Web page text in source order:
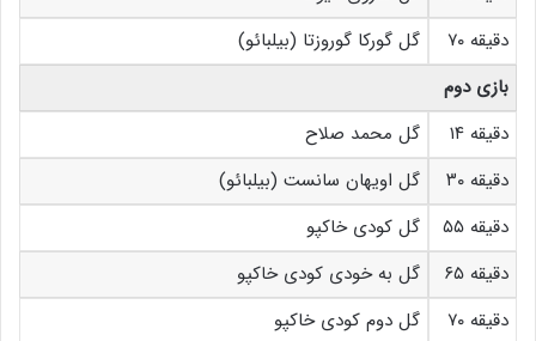
دقیقه ۷۰
گل گورکا گوروزتا (بیلبائو)
بازی دوم
دقیقه ۱۴
گل محمد صلاح
دقیقه ۳۰
گل اویهان سانست (بیلبائو)
دقیقه ۵۵
گل کودی خاکپو
دقیقه ۶۵
گل به خودی کودی خاکپو
دقیقه ۷۰
گل دوم کودی خاکپو